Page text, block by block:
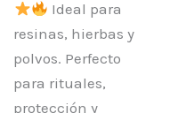
Ideal para
resinas, hierbas y
polvos. Perfecto
para rituales,
protección y